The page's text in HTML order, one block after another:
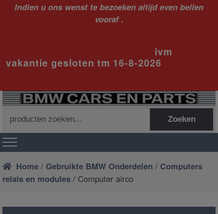
Indien u ons wenst te bezoeken altijd even bellen
vooraf .
ivm
vakantie gesloten tm 16-8-2026
naar:
Zoeken
Home / Gebruikte BMW Onderdelen / Computers
relais en modules / Computer airco